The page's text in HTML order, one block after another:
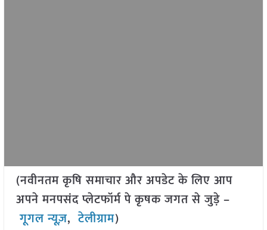
(नवीनतम कृषि समाचार और अपडेट के लिए आप
अपने मनपसंद प्लेटफॉर्म पे कृषक जगत से जुड़े –
गूगल न्यूज़,टेलीग्राम)